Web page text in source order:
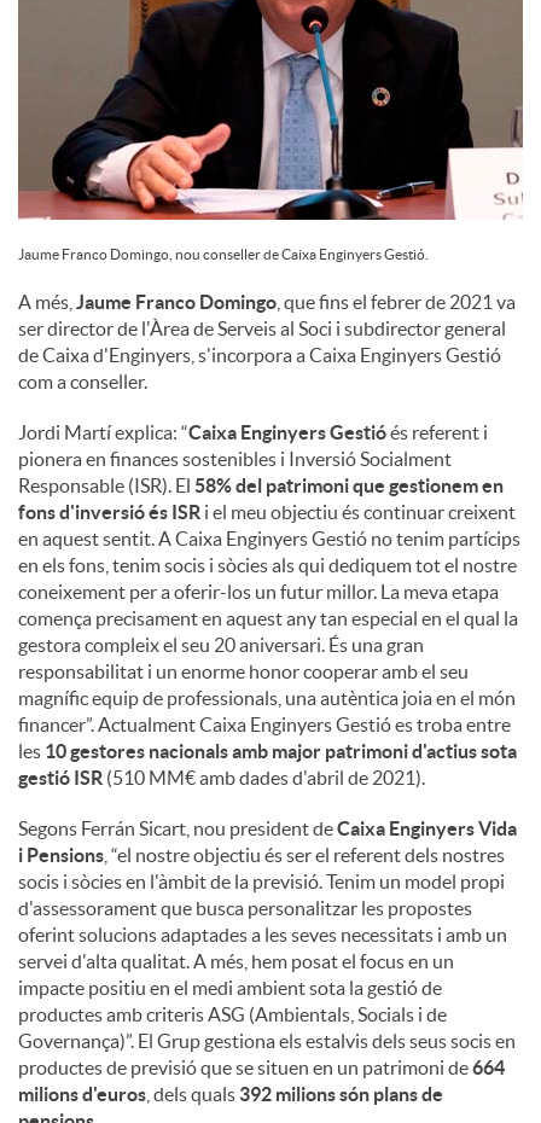
Jaume Franco Domingo, nou conseller de Caixa Enginyers Gestió.
A més, Jaume Franco Domingo , que fins el febrer de 2021 va
ser director de l'Àrea de Serveis al Soci i subdirector general
de Caixa d'Enginyers, s'incorpora a Caixa Enginyers Gestió
com a conseller.
Jordi Martí explica: “Caixa Enginyers Gestióés referent i
pionera en finances sostenibles i Inversió Socialment
Responsable (ISR). El 58% del patrimoni que gestionem en
fons d'inversió és ISR i el meu objectiu és continuar creixent
en aquest sentit. A Caixa Enginyers Gestió no tenim partícips
en els fons, tenim socis i sòcies als qui dediquem tot el nostre
coneixement per a oferir-los un futur millor. La meva etapa
comença precisament en aquest any tan especial en el qual la
gestora compleix el seu 20 aniversari. És una gran
responsabilitat i un enorme honor cooperar amb el seu
magnífic equip de professionals, una autèntica joia en el món
financer”. Actualment Caixa Enginyers Gestió es troba entre
les 10 gestores nacionals amb major patrimoni d'actius sota
gestió ISR (510 MM€ amb dades d'abril de 2021).
Segons Ferrán Sicart, nou president deCaixa Enginyers Vida
i Pensions , “el nostre objectiu és ser el referent dels nostres
socis i sòcies en l'àmbit de la previsió. Tenim un model propi
d'assessorament que busca personalitzar les propostes
oferint solucions adaptades a les seves necessitats i amb un
servei d'alta qualitat. A més, hem posat el focus en un
impacte positiu en el medi ambient sota la gestió de
productes amb criteris ASG (Ambientals, Socials i de
Governança)”. El Grup gestiona els estalvis dels seus socis en
productes de previsió que se situen en un patrimoni de664
milions d'euros , dels quals 392 milions són plans de